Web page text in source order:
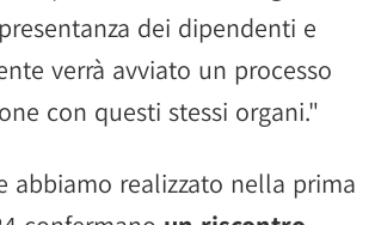
dei dipendenti e
verrà avviato un processo
con questi stessi organi."
abbiamo realizzato nella prima